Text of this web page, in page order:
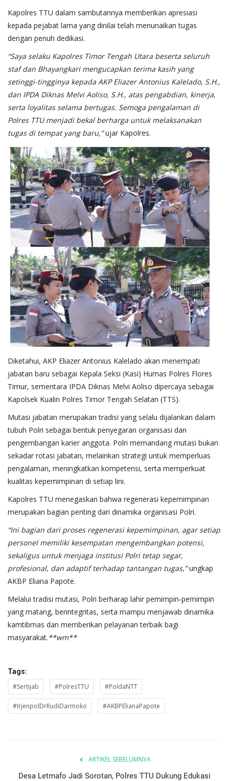
Kapolres TTU dalam sambutannya memberikan apresiasi
kepada pejabat lama yang dinilai telah menunaikan tugas
dengan penuh dedikasi.
“Saya selaku Kapolres Timor Tengah Utara beserta seluruh
staf dan Bhayangkari mengucapkan terima kasih yang
setinggi-tingginya kepada AKP Eliazer Antonius Kalelado, S.H.,
dan IPDA Diknas Melvi Aoliso, S.H., atas pengabdian, kinerja,
serta loyalitas selama bertugas. Semoga pengalaman di
Polres TTU menjadi bekal berharga untuk melaksanakan
tugas di tempat yang baru,”ujar Kapolres.
Diketahui, AKP Eliazer Antonius Kalelado akan menempati
jabatan baru sebagai Kepala Seksi (Kasi) Humas Polres Flores
Timur, sementara IPDA Diknas Melvi Aoliso dipercaya sebagai
Kapolsek Kualin Polres Timor Tengah Selatan (TTS).
Mutasi jabatan merupakan tradisi yang selalu dijalankan dalam
tubuh Polri sebagai bentuk penyegaran organisasi dan
pengembangan karier anggota. Polri memandang mutasi bukan
sekadar rotasi jabatan, melainkan strategi untuk memperluas
pengalaman, meningkatkan kompetensi, serta memperkuat
kualitas kepemimpinan di setiap lini.
Kapolres TTU menegaskan bahwa regenerasi kepemimpinan
merupakan bagian penting dari dinamika organisasi Polri.
“Ini bagian dari proses regenerasi kepemimpinan, agar setiap
personel memiliki kesempatan mengembangkan potensi,
sekaligus untuk menjaga institusi Polri tetap segar,
profesional, dan adaptif terhadap tantangan tugas,”ungkap
AKBP Eliana Papote.
Melalui tradisi mutasi, Polri berharap lahir pemimpin-pemimpin
yang matang, berintegritas, serta mampu menjawab dinamika
kamtibmas dan memberikan pelayanan terbaik bagi
masyarakat.**wm**
Tags:
#Sertijab #PolresTTU #PoldaNTT
#IrjenpolDrRudiDarmoko #AKBPElianaPapote
ARTIKEL SEBELUMNYA
Desa Letmafo Jadi Sorotan, Polres TTU Dukung Edukasi